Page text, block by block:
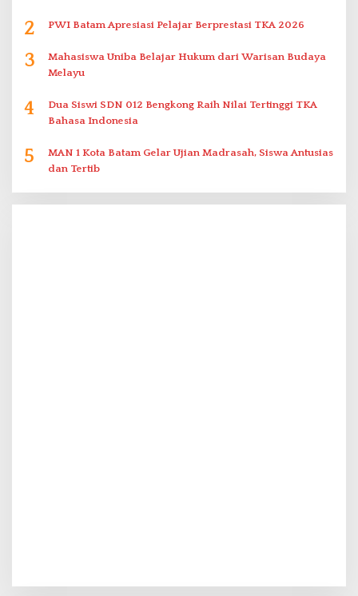
2 PWI Batam Apresiasi Pelajar Berprestasi TKA 2026
3
Mahasiswa Uniba Belajar Hukum dari Warisan Budaya
Melayu
4
Dua Siswi SDN 012 Bengkong Raih Nilai Tertinggi TKA
Bahasa Indonesia
5
MAN 1 Kota Batam Gelar Ujian Madrasah, Siswa Antusias
dan Tertib